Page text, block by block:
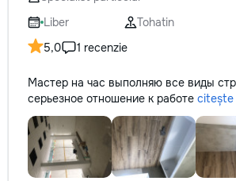
не включается? Не спешите
покупать новую! Спасем ваш
бюджет.
Liber
Tohatin
5,0
1 recenzie
Мастер на час выполняю все виды
серьезное отношение к работе